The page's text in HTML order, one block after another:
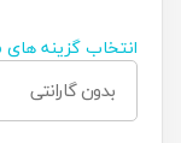
انتخاب گزينه